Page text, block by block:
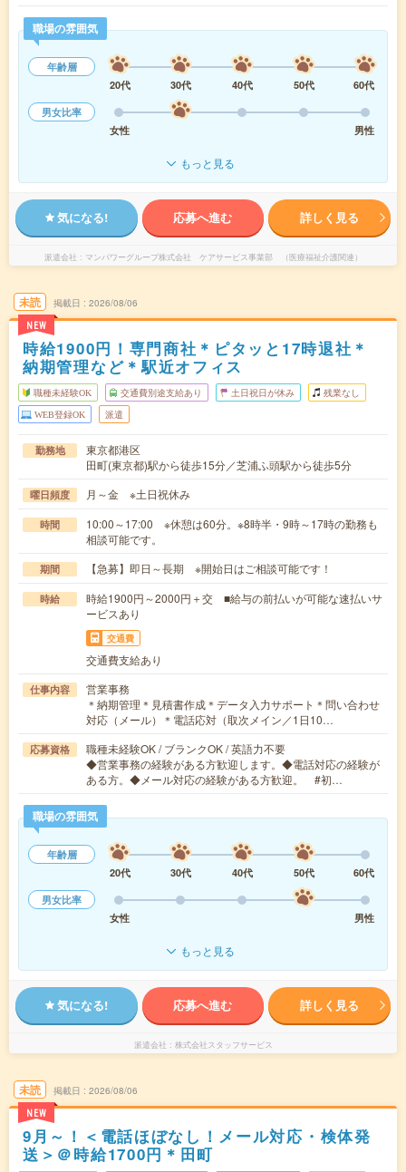
職場の雰囲気
年齢層
20代
30代 40代 50代
60代
男女比率
女性
男性
もっと見る
気になる! 応募へ進む 詳しく見る
派遣会社 マンパワーグループ株式会社 ケアサービス事業部 （医療福祉介護関連）
未読
NEW
掲載日 2026/08/06
時給1900円！専門商社＊ピタッと17時退社＊
納期管理など＊駅近オフィス
職種未経験OK 交通費別途支給あり 土日祝日が休み 残業なし
WEB登録OK 派遣
勤務地
東京都港区
田町(東京都)駅から徒歩15分／芝浦ふ頭駅から徒歩5分
曜日頻度 月～金 ※土日祝休み
時間
10:00～17:00 ※休憩は60分。※8時半・9時～17時の勤務も
相談可能です。
期間 【急募】即日～長期 ※開始日はご相談可能です！
時給
時給1900円～2000円＋交 ■給与の前払いが可能な速払いサ
ービスあり
交通費
交通費支給あり
仕事内容
営業事務
＊納期管理＊見積書作成＊データ入力サポート＊問い合わせ
対応（メール）＊電話応対（取次メイン／1日10…
応募資格
職種未経験OK / ブランクOK / 英語力不要
◆営業事務の経験がある方歓迎します。◆電話対応の経験が
ある方。◆メール対応の経験がある方歓迎。 #初…
職場の雰囲気
年齢層
20代
30代 40代 50代
60代
男女比率
女性
男性
もっと見る
気になる! 応募へ進む 詳しく見る
派遣会社 株式会社スタッフサービス
未読
NEW
掲載日 2026/08/06
9月～！＜電話ほぼなし！メール対応・検体発
送＞＠時給1700円＊田町